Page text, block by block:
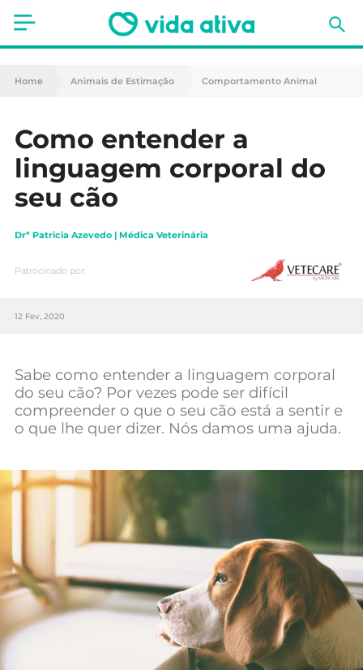
Saúde
Nutrição
Receitas
Fitness
Mães e Bebés
Animais de Estimação
Home Animais de Estimação Comportamento Animal
Como entender a
linguagem corporal do
seu cão
Drª Patricia Azevedo | Médica Veterinária
Patrocinado por:
12 Fev, 2020
Sabe como entender a linguagem corporal
do seu cão? Por vezes pode ser difícil
compreender o que o seu cão está a sentir e
o que lhe quer dizer. Nós damos uma ajuda.